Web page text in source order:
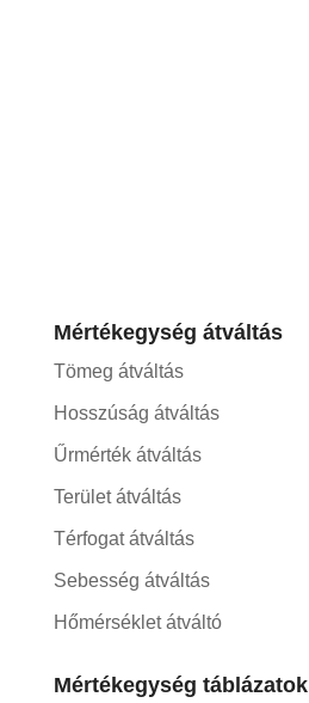
Mértékegység átváltás
Tömeg átváltás
Hosszúság átváltás
Űrmérték átváltás
Terület átváltás
Térfogat átváltás
Sebesség átváltás
Hőmérséklet átváltó
Mértékegység táblázatok